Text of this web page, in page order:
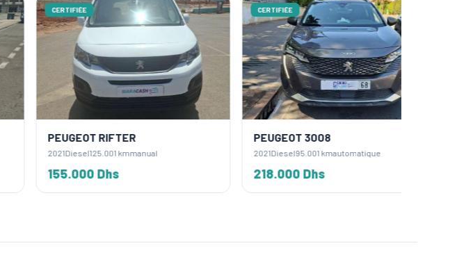
CERTIFIÉE
PEUGEOT RIFTER
Diesel125.001 kmmanual
155.000 Dhs
CERTIFIÉE
PEUGEOT 3008
Diesel95.001 kmautomatique
218.000 Dhs